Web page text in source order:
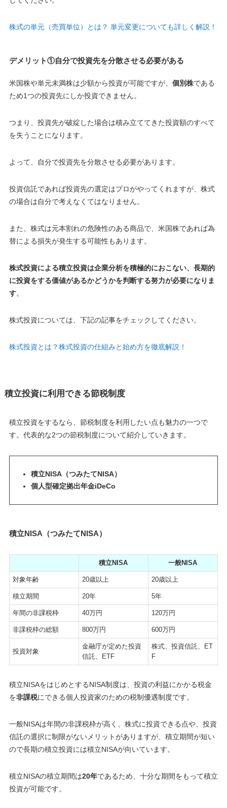
株式の単元（売買単位）とは？ 単元変更についても詳しく解説！
デメリット①自分で投資先を分散させる必要がある
米国株や単元未満株は少額から投資が可能ですが、 個別株である
ため1つの投資先にしか投資できません。
つまり、投資先が破綻した場合は積み立ててきた投資額のすべて
を失うことになります。
よって、自分で投資先を分散させる必要があります。
投資信託であれば投資先の選定はプロがやってくれますが、株式
の場合は自分で考えなくてはなりません。
また、株式は元本割れの危険性のある商品で、米国株であれば為
替による損失が発生する可能性もあります。
株式投資による積立投資は企業分析を積極的におこない、長期的
に投資をする価値があるかどうかを判断する努力が必要になりま
す。
株式投資については、下記の記事をチェックしてください。
株式投資とは？株式投資の仕組みと始め方を徹底解説！
積立投資に利用できる節税制度
積立投資をするなら、節税制度を利用したい点も魅力の一つで
す。代表的な2つの節税制度について紹介していきます。
積立NISA（つみたてNISA）
個人型確定拠出年金iDeCo
積立NISA（つみたてNISA）
積立NISA 一般NISA
対象年齢 20歳以上 20歳以上
積立期間 20年 5年
年間の非課税枠 40万円 120万円
非課税枠の総額 800万円 600万円
投資対象
金融庁が定めた投資
信託、ETF
株式、投資信託、ET
F
積立NISAをはじめとするNISA制度は、投資の利益にかかる税金
を非課税にできる個人投資家のための税制優遇制度です。
一般NISAは年間の非課税枠が高く、株式に投資できる点や、投資
信託の選択に制限がないメリットがありますが、 積立期間が短い
ので長期の積立投資には積立NISAが向いています。
積立NISAの積立期間は20年であるため、十分な期間をもって積立
投資が可能です。